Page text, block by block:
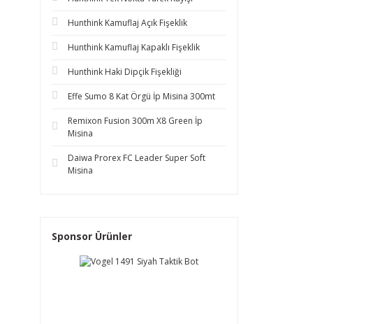
Hunthink Kamuflaj Açık Fişeklik
Hunthink Kamuflaj Kapaklı Fişeklik
Hunthink Haki Dipçik Fişekliği
Effe Sumo 8 Kat Örgü İp Misina 300mt
Remixon Fusion 300m X8 Green İp
Misina
Daiwa Prorex FC Leader Super Soft
Misina
Sponsor Ürünler